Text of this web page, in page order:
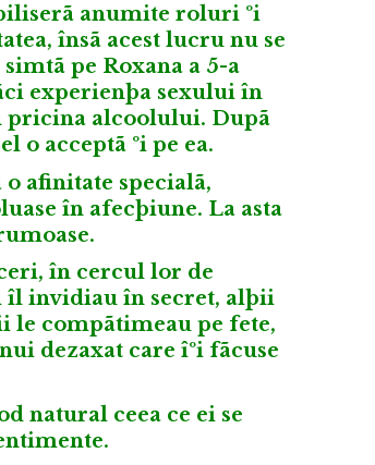
anumite roluri ºi
însã acest lucru nu se
pe Roxana a 5-a
experienþa sexului în
pricina alcoolului. Dupã
o acceptã ºi pe ea.
o afinitate specialã,
în afecþiune. La asta
în cercul lor de
îl invidiau în secret, alþii
compãtimeau pe fete,
dezaxat care îºi fãcuse
natural ceea ce ei se